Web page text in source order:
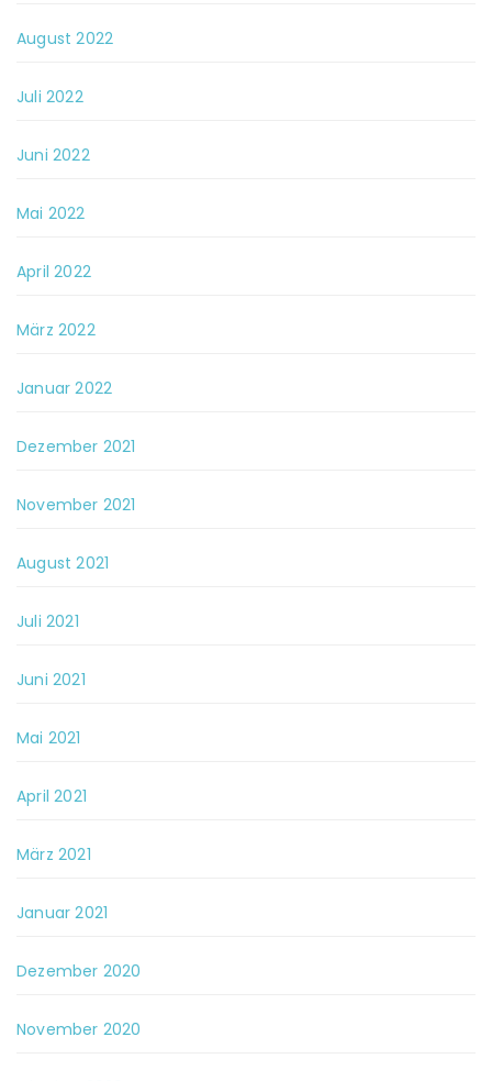
August 2022
Juli 2022
Juni 2022
Mai 2022
April 2022
März 2022
Januar 2022
Dezember 2021
November 2021
August 2021
Juli 2021
Juni 2021
Mai 2021
April 2021
März 2021
Januar 2021
Dezember 2020
November 2020